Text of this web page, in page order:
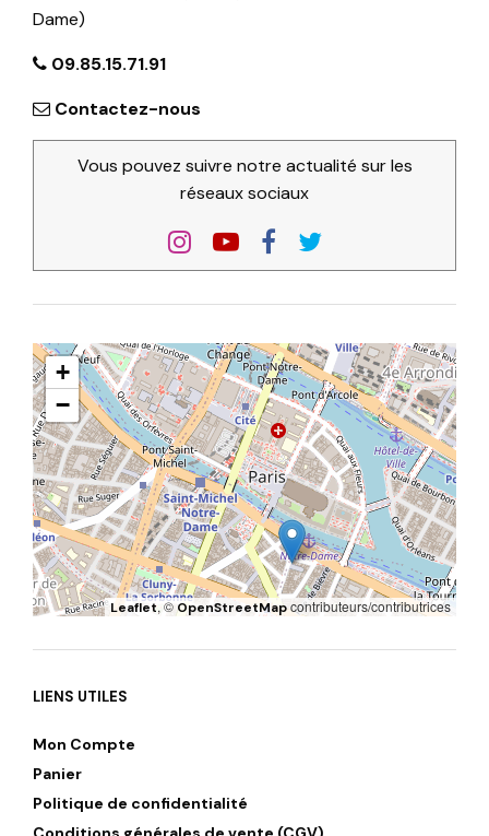
Dame)
09.85.15.71.91
Contactez-nous
Vous pouvez suivre notre actualité sur les
réseaux sociaux
+
−
Leaflet, ©OpenStreetMapcontributeurs/contributrices
LIENS UTILES
Mon Compte
Panier
Politique de confidentialité